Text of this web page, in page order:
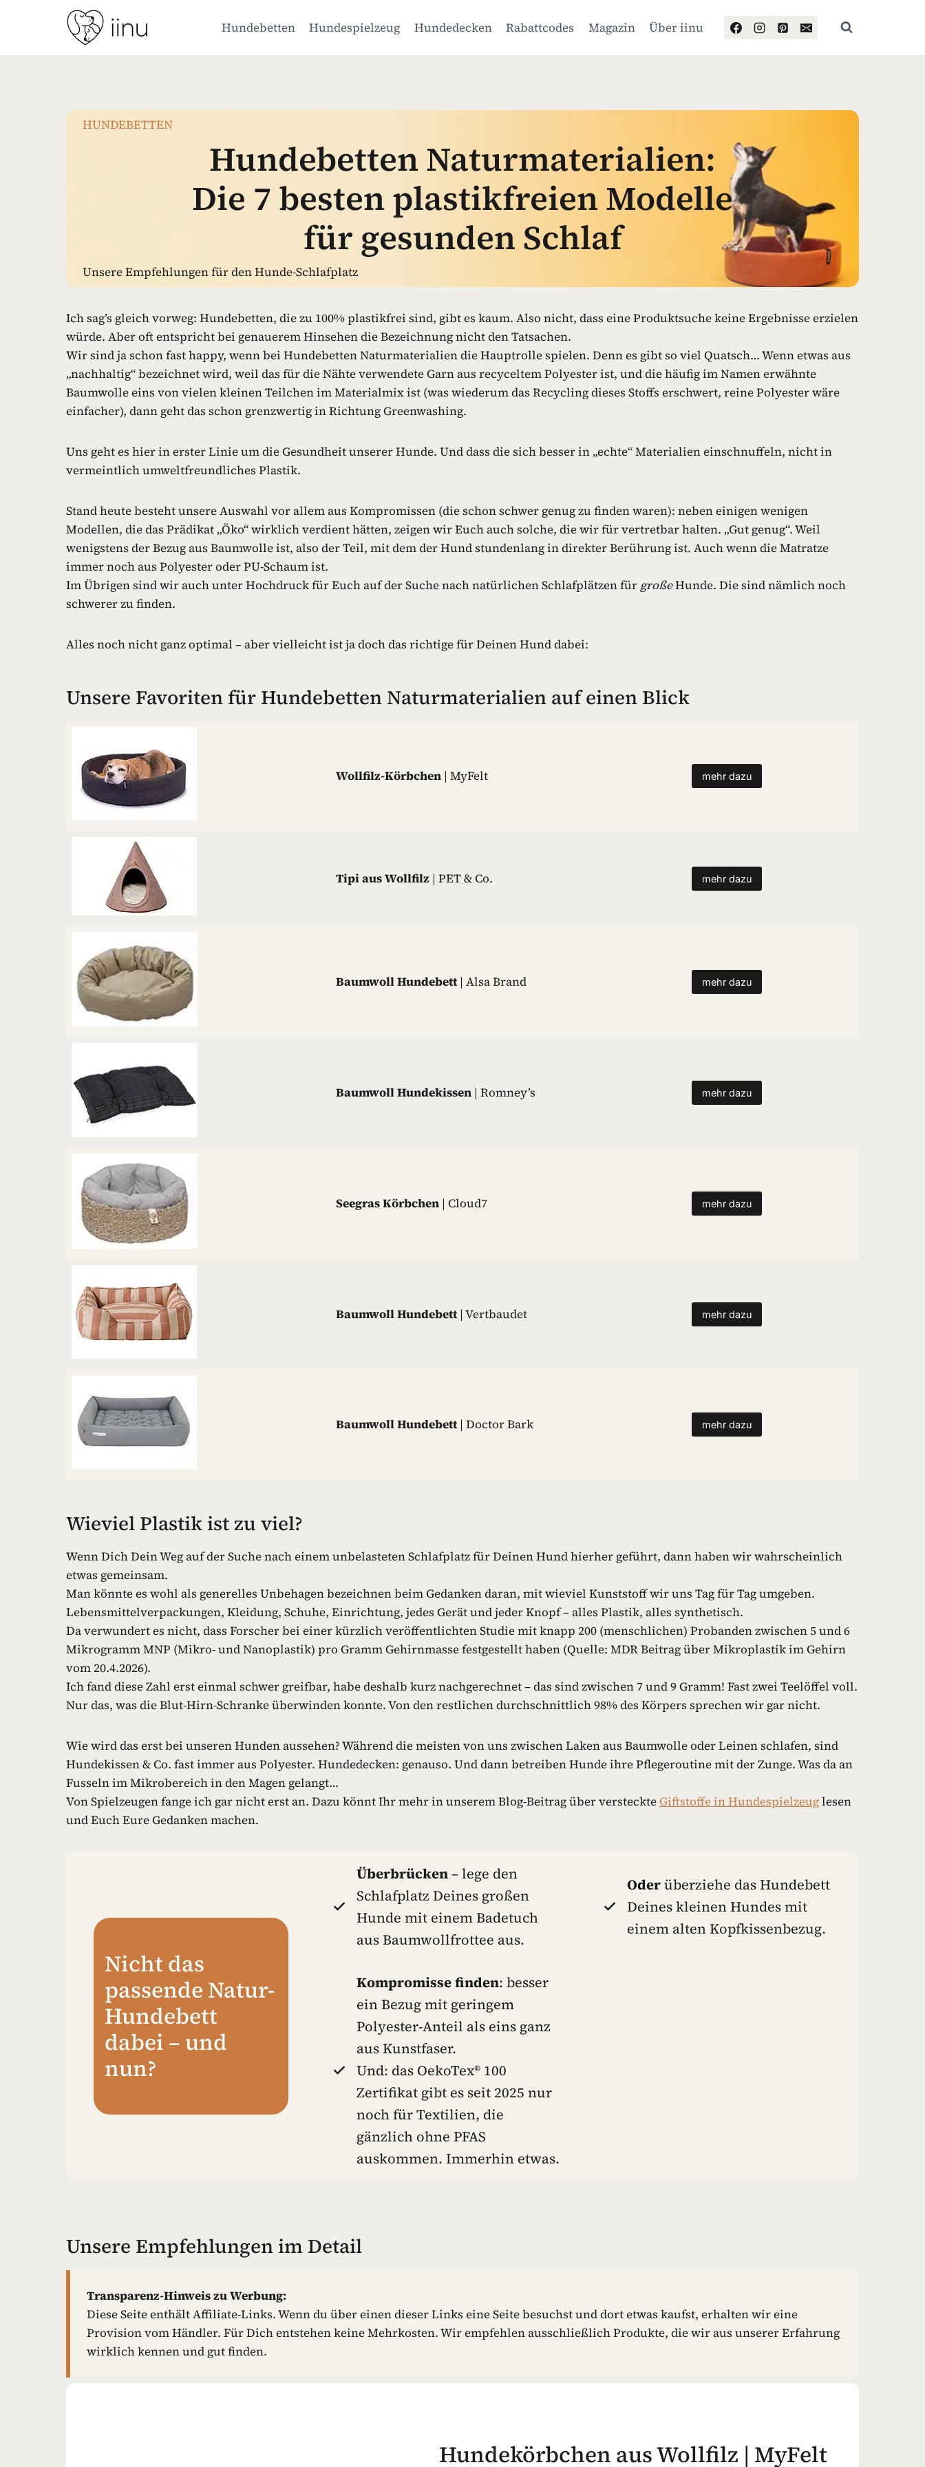
Hundebetten Hundespielzeug Hundedecken Rabattcodes Magazin Über iinu
HUNDEBETTEN
Hundebetten Naturmaterialien:
Die 7 besten plastikfreien Modelle
für gesunden Schlaf
Unsere Empfehlungen für den Hunde-Schlafplatz
Ich sag’s gleich vorweg: Hundebetten, die zu 100% plastikfrei sind, gibt es kaum. Also nicht, dass eine Produktsuche keine Ergebnisse erzielen
würde. Aber oft entspricht bei genauerem Hinsehen die Bezeichnung nicht den Tatsachen.
Wir sind ja schon fast happy, wenn bei Hundebetten Naturmaterialien die Hauptrolle spielen. Denn es gibt so viel Quatsch… Wenn etwas aus
„nachhaltig“ bezeichnet wird, weil das für die Nähte verwendete Garn aus recyceltem Polyester ist, und die häufig im Namen erwähnte
Baumwolle eins von vielen kleinen Teilchen im Materialmix ist (was wiederum das Recycling dieses Stoffs erschwert, reine Polyester wäre
einfacher), dann geht das schon grenzwertig in Richtung Greenwashing.
Uns geht es hier in erster Linie um die Gesundheit unserer Hunde. Und dass die sich besser in „echte“ Materialien einschnuffeln, nicht in
vermeintlich umweltfreundliches Plastik.
Stand heute besteht unsere Auswahl vor allem aus Kompromissen (die schon schwer genug zu finden waren): neben einigen wenigen
Modellen, die das Prädikat „Öko“ wirklich verdient hätten, zeigen wir Euch auch solche, die wir für vertretbar halten. „Gut genug“. Weil
wenigstens der Bezug aus Baumwolle ist, also der Teil, mit dem der Hund stundenlang in direkter Berührung ist. Auch wenn die Matratze
immer noch aus Polyester oder PU-Schaum ist.
Im Übrigen sind wir auch unter Hochdruck für Euch auf der Suche nach natürlichen Schlafplätzen für großeHunde. Die sind nämlich noch
schwerer zu finden.
Alles noch nicht ganz optimal – aber vielleicht ist ja doch das richtige für Deinen Hund dabei:
Unsere Favoriten für Hundebetten Naturmaterialien auf einen Blick
Wollfilz-Körbchen | MyFelt mehr dazu
Tipi aus Wollfilz | PET & Co. mehr dazu
Baumwoll Hundebett | Alsa Brand mehr dazu
Baumwoll Hundekissen | Romney’s mehr dazu
Seegras Körbchen | Cloud7 mehr dazu
Baumwoll Hundebett| Vertbaudet mehr dazu
Baumwoll Hundebett| Doctor Bark mehr dazu
Wieviel Plastik ist zu viel?
Wenn Dich Dein Weg auf der Suche nach einem unbelasteten Schlafplatz für Deinen Hund hierher geführt, dann haben wir wahrscheinlich
etwas gemeinsam.
Man könnte es wohl als generelles Unbehagen bezeichnen beim Gedanken daran, mit wieviel Kunststoff wir uns Tag für Tag umgeben.
Lebensmittelverpackungen, Kleidung, Schuhe, Einrichtung, jedes Gerät und jeder Knopf – alles Plastik, alles synthetisch.
Da verwundert es nicht, dass Forscher bei einer kürzlich veröffentlichten Studie mit knapp 200 (menschlichen) Probanden zwischen 5 und 6
Mikrogramm MNP (Mikro- und Nanoplastik) pro Gramm Gehirnmasse festgestellt haben (Quelle: MDR Beitrag über Mikroplastik im Gehirn
vom 20.4.2026).
Ich fand diese Zahl erst einmal schwer greifbar, habe deshalb kurz nachgerechnet – das sind zwischen 7 und 9 Gramm! Fast zwei Teelöffel voll.
Nur das, was die Blut-Hirn-Schranke überwinden konnte. Von den restlichen durchschnittlich 98% des Körpers sprechen wir gar nicht.
Wie wird das erst bei unseren Hunden aussehen? Während die meisten von uns zwischen Laken aus Baumwolle oder Leinen schlafen, sind
Hundekissen & Co. fast immer aus Polyester. Hundedecken: genauso. Und dann betreiben Hunde ihre Pflegeroutine mit der Zunge. Was da an
Fusseln im Mikrobereich in den Magen gelangt…
Von Spielzeugen fange ich gar nicht erst an. Dazu könnt Ihr mehr in unserem Blog-Beitrag über versteckteGiftstoffe in Hundespielzeuglesen
und Euch Eure Gedanken machen.
Nicht das
passende Natur-
Hundebett
dabei – und
nun?
Überbrücken– lege den
Schlafplatz Deines großen
Hunde mit einem Badetuch
aus Baumwollfrottee aus.
Oderüberziehe das Hundebett
Deines kleinen Hundes mit
einem alten Kopfkissenbezug.
Kompromissefinden: besser
ein Bezug mit geringem
Polyester-Anteil als eins ganz
aus Kunstfaser.
Und: das OekoTex® 100
Zertifikat gibt es seit 2025 nur
noch für Textilien, die
gänzlich ohne PFAS
auskommen. Immerhin etwas.
Unsere Empfehlungen im Detail
Transparenz-Hinweis zu Werbung:
Diese Seite enthält Affiliate-Links. Wenn du über einen dieser Links eine Seite besuchst und dort etwas kaufst, erhalten wir eine
Provision vom Händler. Für Dich entstehen keine Mehrkosten. Wir empfehlen ausschließlich Produkte, die wir aus unserer Erfahrung
wirklich kennen und gut finden.
Hundekörbchen aus Wollfilz | MyFelt